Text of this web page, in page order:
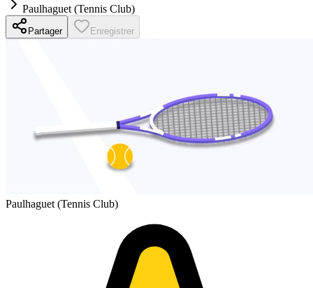
Paulhaguet (Tennis Club)
Partager Enregistrer
Paulhaguet (Tennis Club)